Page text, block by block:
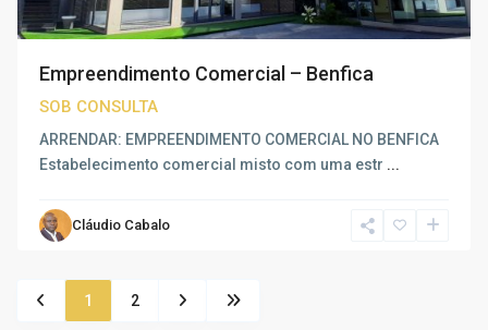
Empreendimento Comercial – Benfica
SOB CONSULTA
ARRENDAR: EMPREENDIMENTO COMERCIAL NO BENFICA
Estabelecimento comercial misto com uma estr ...
Cláudio Cabalo
1 2